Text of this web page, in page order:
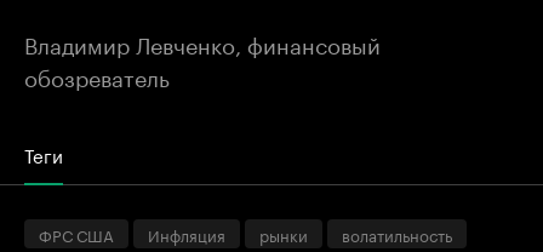
Владимир Левченко, финансовый
обозреватель
Теги
ФРС США Инфляция рынки
волатильность